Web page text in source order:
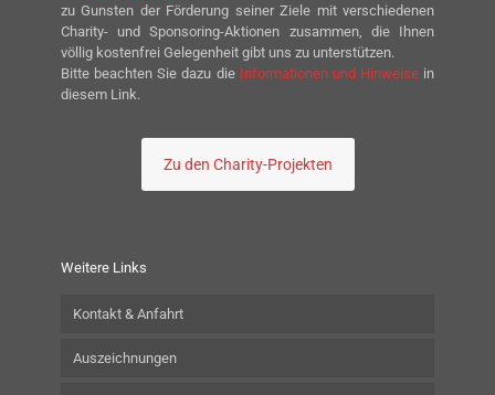
zu Gunsten der Förderung seiner Ziele mit verschiedenen
Charity- und Sponsoring-Aktionen zusammen, die Ihnen
völlig kostenfrei Gelegenheit gibt uns zu unterstützen.
Bitte beachten Sie dazu die Informationen und Hinweisein
diesem Link.
Zu den Charity-Projekten
Weitere Links
Kontakt & Anfahrt
Auszeichnungen